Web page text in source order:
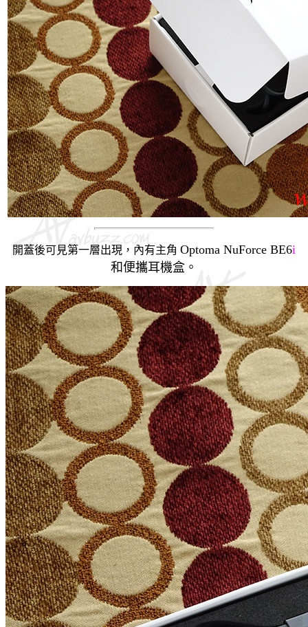
開蓋後可見第一層出現，內有主角 Optoma NuForce BE6i
和便攜耳機盒。